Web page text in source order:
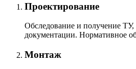
Проектирование
Обследование и получение
документации. Нормативное
Монтаж